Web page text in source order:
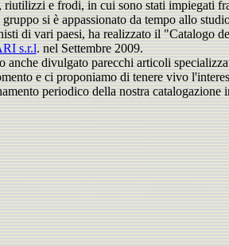
riutilizzi e frodi, in cui sono stati impiegati
si è appassionato da tempo allo
di vari paesi, ha realizzato il "Catalogo
s.r.l. nel Settembre 2009.
anche divulgato parecchi articoli
e ci proponiamo di tenere vivo
periodico della nostra catalogazione